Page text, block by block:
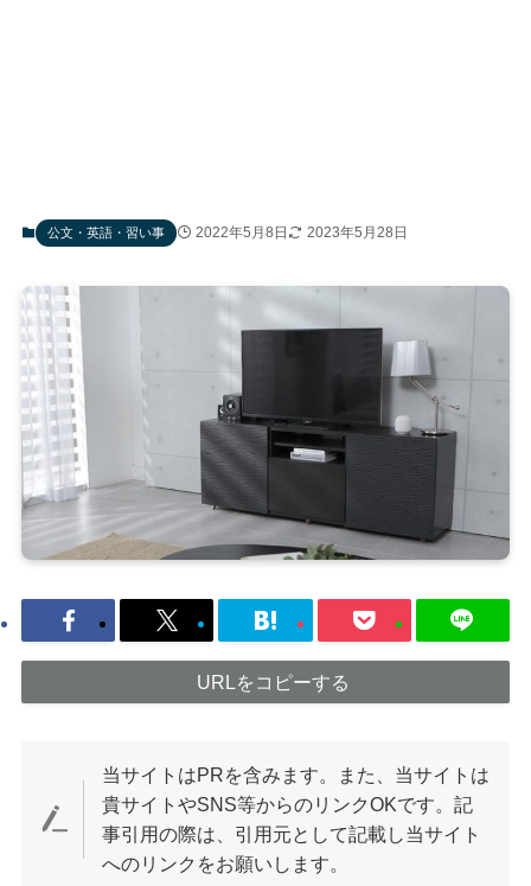
公文・英語・習い事 2022年5月8日 2023年5月28日
URLをコピーする
当サイトはPRを含みます。また、当サイトは
貴サイトやSNS等からのリンクOKです。記
事引用の際は、引用元として記載し当サイト
へのリンクをお願いします。